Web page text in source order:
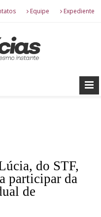
Equipe Expediente
do STF,
participar da
de